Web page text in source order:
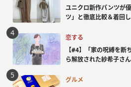
ユニクロ新作パンツが
ツ」と徹底比較＆着回
恋する
【#4】「家の呪縛を
ら解放された紗希子さ
グルメ